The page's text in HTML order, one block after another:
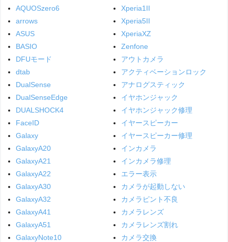
AQUOSzero6
arrows
ASUS
BASIO
DFUモード
dtab
DualSense
DualSenseEdge
DUALSHOCK4
FaceID
Galaxy
GalaxyA20
GalaxyA21
GalaxyA22
GalaxyA30
GalaxyA32
GalaxyA41
GalaxyA51
GalaxyNote10
Xperia1II
Xperia5II
XperiaXZ
Zenfone
アウトカメラ
アクティベーションロック
アナログスティック
イヤホンジャック
イヤホンジャック修理
イヤースピーカー
イヤースピーカー修理
インカメラ
インカメラ修理
エラー表示
カメラが起動しない
カメラピント不良
カメラレンズ
カメラレンズ割れ
カメラ交換